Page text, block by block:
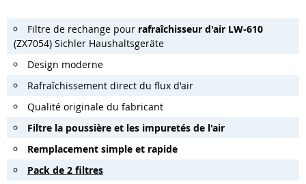
Filtre de rechange pour rafraîchisseur d'air LW-610
(ZX7054) Sichler Haushaltsgeräte
Design moderne
Rafraîchissement direct du flux d'air
Qualité originale du fabricant
Filtre la poussière et les impuretés de l'air
Remplacement simple et rapide
Pack de 2 filtres